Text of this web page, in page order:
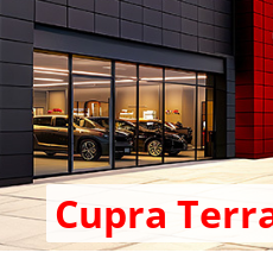
Cupra